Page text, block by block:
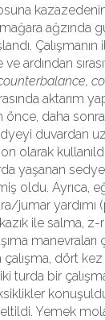
ağzında
Çalışmanın
ardından
aktarım
önce, daha
duvardan
olarak
yaşanan
oldu. Ayrıca,
jumar yardımı
ile salma,
manevraları
dört kez
turda bir
Yemek